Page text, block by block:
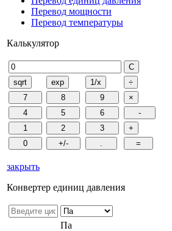
Перевод мощности
Перевод температуры
Калькулятор
закрыть
Конвертер единиц давления
Па